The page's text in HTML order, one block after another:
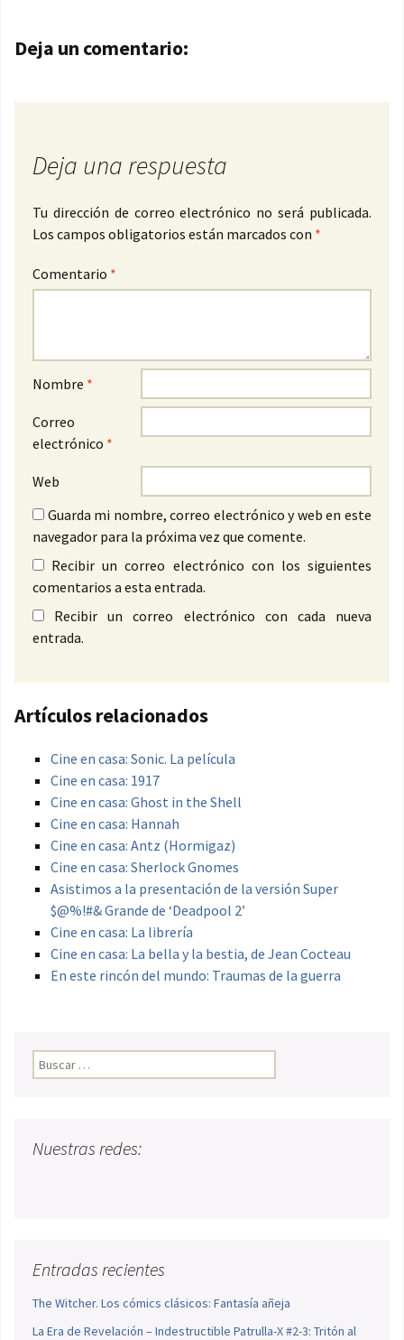
Navegación de entradas
Deja un comentario:
Deja una respuesta
Tu dirección de correo electrónico no será publicada.
Los campos obligatorios están marcados con *
Comentario *
Nombre *
Correo
electrónico *
Web
Guarda mi nombre, correo electrónico y web en este
navegador para la próxima vez que comente.
Recibir un correo electrónico con los siguientes
comentarios a esta entrada.
Recibir un correo electrónico con cada nueva
entrada.
Artículos relacionados
Cine en casa: Sonic. La película
Cine en casa: 1917
Cine en casa: Ghost in the Shell
Cine en casa: Hannah
Cine en casa: Antz (Hormigaz)
Cine en casa: Sherlock Gnomes
Asistimos a la presentación de la versión Super
$@%!#& Grande de ‘Deadpool 2’
Cine en casa: La librería
Cine en casa: La bella y la bestia, de Jean Cocteau
En este rincón del mundo: Traumas de la guerra
Buscar:
Nuestras redes:
Entradas recientes
The Witcher. Los cómics clásicos: Fantasía añeja
La Era de Revelación – Indestructible Patrulla-X #2-3: Tritón al